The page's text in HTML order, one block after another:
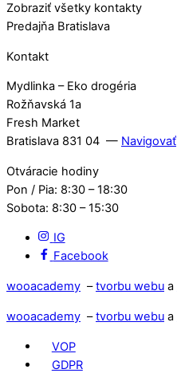
Zobraziť všetky kontakty
Predajňa Bratislava
Kontakt
Mydlinka – Eko drogéria
Rožňavská 1a
Fresh Market
Bratislava 831 04 — Navigovať
Otváracie hodiny
Pon / Pia: 8:30 – 18:30
Sobota: 8:30 – 15:30
IG
Facebook
wooacademy –tvorbu webu a
wooacademy –tvorbu webu a
VOP
GDPR